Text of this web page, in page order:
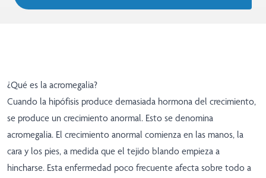
¿Qué es la acromegalia?
Cuando la hipófisis produce demasiada hormona del crecimiento,
se produce un crecimiento anormal. Esto se denomina
acromegalia. El crecimiento anormal comienza en las manos, la
cara y los pies, a medida que el tejido blando empieza a
hincharse. Esta enfermedad poco frecuente afecta sobre todo a